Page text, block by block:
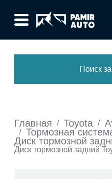
Поиск
Главная / Toyota /
/ Тормозная
Диск тормозной
Диск тормозной задний